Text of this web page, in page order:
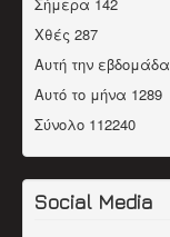
Χθές 287
Αυτή την εβδομάδα
Αυτό το μήνα 1289
Σύνολο 112240
Social Media